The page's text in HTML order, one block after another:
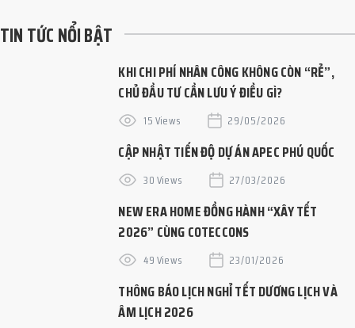
TIN TỨC NỔI BẬT
KHI CHI PHÍ NHÂN CÔNG KHÔNG CÒN “RẺ”,
CHỦ ĐẦU TƯ CẦN LƯU Ý ĐIỀU GÌ?
15 Views 29/05/2026
CẬP NHẬT TIẾN ĐỘ DỰ ÁN APEC PHÚ QUỐC
30 Views 27/03/2026
NEW ERA HOME ĐỒNG HÀNH “XÂY TẾT
2026” CÙNG COTECCONS
49 Views 23/01/2026
THÔNG BÁO LỊCH NGHỈ TẾT DƯƠNG LỊCH VÀ
ÂM LỊCH 2026